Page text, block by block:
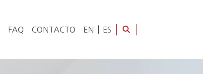
FAQ CONTACTO EN ES